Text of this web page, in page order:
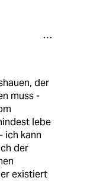
der
muss -
lebe
ich kann
der
existiert